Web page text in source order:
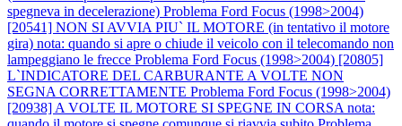
spegneva in decelerazione) Problema Ford Focus (1998>2004)
[20541] NON SI AVVIA PIU` IL MOTORE (in tentativo il motore
gira) nota: quando si apre o chiude il veicolo con il telecomando non
lampeggiano le frecce Problema Ford Focus (1998>2004) [20805]
L`INDICATORE DEL CARBURANTE A VOLTE NON
SEGNA CORRETTAMENTE Problema Ford Focus (1998>2004)
[20938] A VOLTE IL MOTORE SI SPEGNE IN CORSA nota: